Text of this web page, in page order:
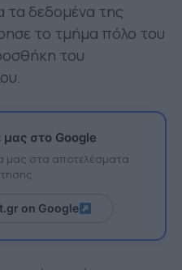
τα δεδομένα της
το τμήμα πόλο του
του
στο Google
μας στα αποτελέσματα
on Google